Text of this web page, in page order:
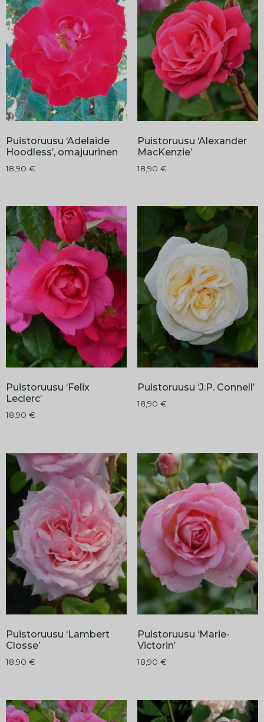
Puistoruusu ‘Adelaide
Hoodless’, omajuurinen
18,90 €
Puistoruusu ‘Alexander
MacKenzie’
18,90 €
Puistoruusu ‘Felix
Leclerc’
18,90 €
Puistoruusu ‘J.P. Connell’
18,90 €
Puistoruusu ‘Lambert
Closse’
18,90 €
Puistoruusu ‘Marie-
Victorin’
18,90 €